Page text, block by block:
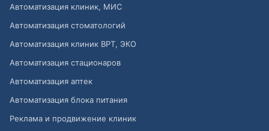
Автоматизация клиник, МИС
Автоматизация стоматологий
Автоматизация клиник ВРТ, ЭКО
Автоматизация стационаров
Автоматизация аптек
Автоматизация блока питания
Реклама и продвижение клиник